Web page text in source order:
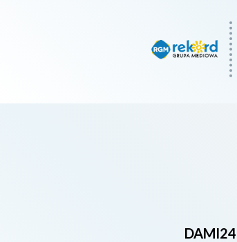
DAMI24